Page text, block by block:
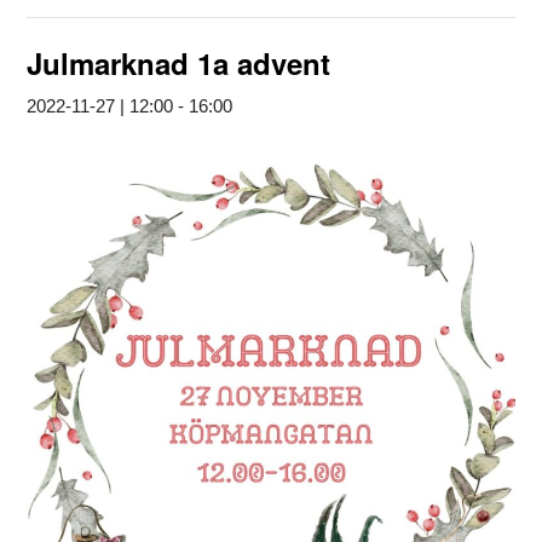
Julmarknad 1a advent
2022-11-27 | 12:00 - 16:00